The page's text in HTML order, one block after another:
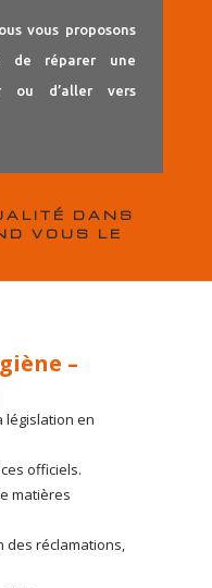
vous proposons
de réparer une
ou d’aller vers
DANS
VOUS LE
–
législation en
officiels.
matières
des réclamations,